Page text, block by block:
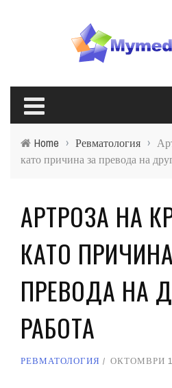
Home › Ревматология ›
като причина за превода на
АРТРОЗА НА
КАТО
ПРЕВОДА НА
РАБОТА
РЕВМАТОЛОГИЯ ОКТОМВРИ